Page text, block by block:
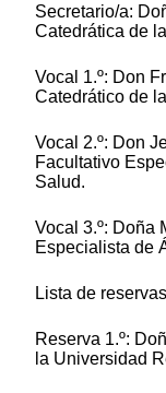
Secretario/a:
Catedrática de
Vocal 1.º: Don
Catedrático de
Vocal 2.º: Don
Facultativo
Salud.
Vocal 3.º: Doña
Especialista de
Lista de
Reserva 1.º:
la Universidad